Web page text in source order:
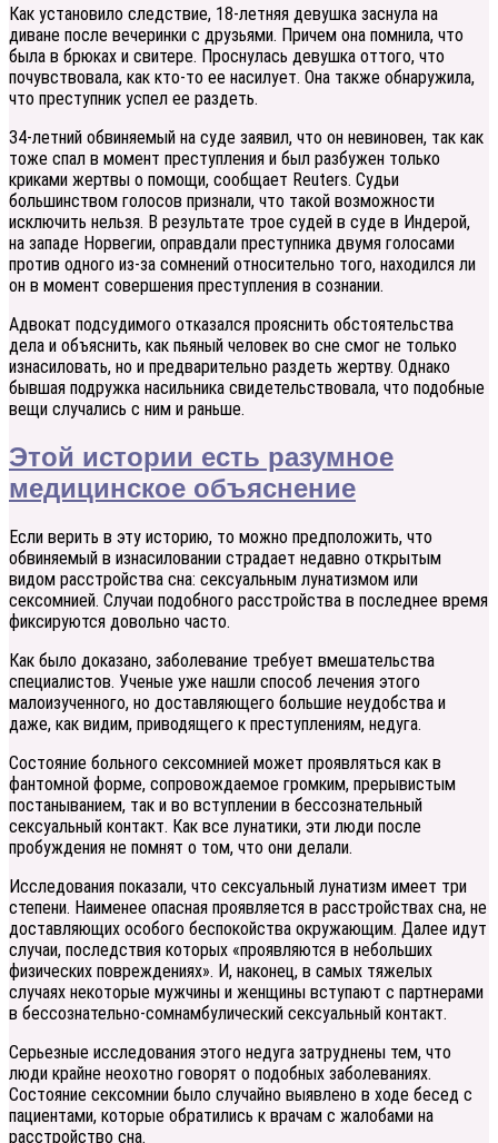
Как установило следствие, 18-летняя девушка заснула на
диване после вечеринки с друзьями. Причем она помнила, что
была в брюках и свитере. Проснулась девушка оттого, что
почувствовала, как кто-то ее насилует. Она также обнаружила,
что преступник успел ее раздеть.
34-летний обвиняемый на суде заявил, что он невиновен, так как
тоже спал в момент преступления и был разбужен только
криками жертвы о помощи, сообщает Reuters. Судьи
большинством голосов признали, что такой возможности
исключить нельзя. В результате трое судей в суде в Индерой,
на западе Норвегии, оправдали преступника двумя голосами
против одного из-за сомнений относительно того, находился ли
он в момент совершения преступления в сознании.
Адвокат подсудимого отказался прояснить обстоятельства
дела и объяснить, как пьяный человек во сне смог не только
изнасиловать, но и предварительно раздеть жертву. Однако
бывшая подружка насильника свидетельствовала, что подобные
вещи случались с ним и раньше.
Этой истории есть разумное
медицинское объяснение
Если верить в эту историю, то можно предположить, что
обвиняемый в изнасиловании страдает недавно открытым
видом расстройства сна: сексуальным лунатизмом или
сексомнией. Случаи подобного расстройства в последнее время
фиксируются довольно часто.
Как было доказано, заболевание требует вмешательства
специалистов. Ученые уже нашли способ лечения этого
малоизученного, но доставляющего большие неудобства и
даже, как видим, приводящего к преступлениям, недуга.
Состояние больного сексомнией может проявляться как в
фантомной форме, сопровождаемое громким, прерывистым
постаныванием, так и во вступлении в бессознательный
сексуальный контакт. Как все лунатики, эти люди после
пробуждения не помнят о том, что они делали.
Исследования показали, что сексуальный лунатизм имеет три
степени. Наименее опасная проявляется в расстройствах сна, не
доставляющих особого беспокойства окружающим. Далее идут
случаи, последствия которых «проявляются в небольших
физических повреждениях». И, наконец, в самых тяжелых
случаях некоторые мужчины и женщины вступают с партнерами
в бессознательно-сомнамбулический сексуальный контакт.
Серьезные исследования этого недуга затруднены тем, что
люди крайне неохотно говорят о подобных заболеваниях.
Состояние сексомнии было случайно выявлено в ходе бесед с
пациентами, которые обратились к врачам с жалобами на
расстройство сна.